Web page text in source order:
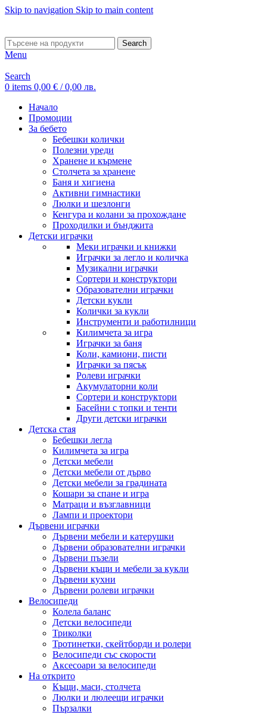
Skip to navigation Skip to main content
Search
Menu
Search
0 items 0,00 € / 0,00 лв.
Начало
Промоции
За бебето
Бебешки колички
Полезни уреди
Хранене и кърмене
Столчета за хранене
Баня и хигиена
Активни гимнастики
Люлки и шезлонги
Кенгура и колани за прохождане
Проходилки и бънджита
Детски играчки
Меки играчки и книжки
Играчки за легло и количка
Музикални играчки
Сортери и конструктори
Образователни играчки
Детски кукли
Колички за кукли
Инструменти и работилници
Килимчета за игра
Играчки за баня
Коли, камиони, писти
Играчки за пясък
Ролеви играчки
Акумулаторни коли
Сортери и конструктори
Басейни с топки и тенти
Други детски играчки
Детска стая
Бебешки легла
Килимчета за игра
Детски мебели
Детски мебели от дърво
Детски мебели за градината
Кошари за спане и игра
Матраци и възглавници
Лампи и проектори
Дървени играчки
Дървени мебели и катерушки
Дървени образователни играчки
Дървени пъзели
Дървени къщи и мебели за кукли
Дървени кухни
Дървени ролеви играчки
Велосипеди
Колела баланс
Детски велосипеди
Триколки
Тротинетки, скейтборди и ролери
Велосипеди със скорости
Аксесоари за велосипеди
На открито
Къщи, маси, столчета
Люлки и люлеещи играчки
Пързалки